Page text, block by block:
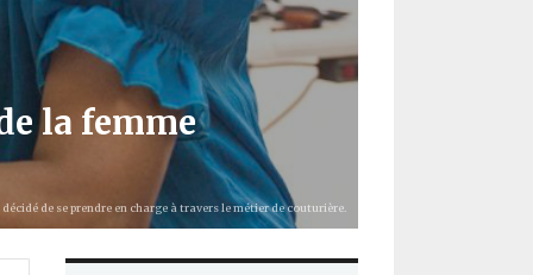
la femme
de se prendre en charge à travers le métier de couturière.